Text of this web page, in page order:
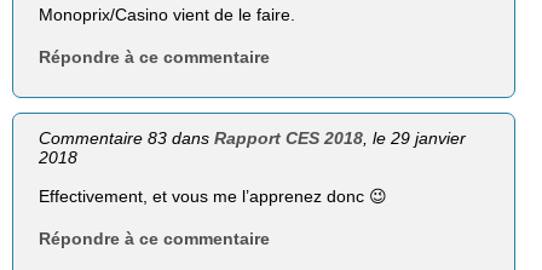
Monoprix/Casino vient de le faire.
Répondre à ce commentaire
Commentaire 83 dansRapport CES 2018 , le 29 janvier
2018
Effectivement, et vous me l’apprenez donc 😉
Répondre à ce commentaire